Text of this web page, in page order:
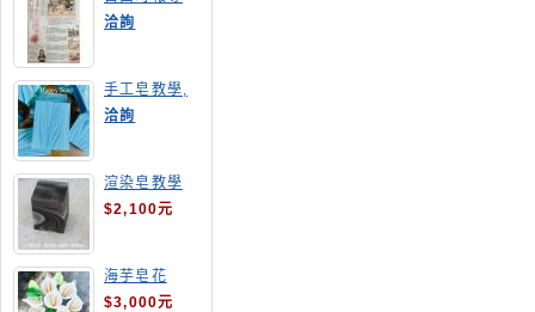
訪,手工皂達
人陳德昇老師
洽詢
手工皂教學,
手工皂當月課
程,渲染皂
洽詢
渲染皂教學
$2,100元
海芋皂花
$3,000元